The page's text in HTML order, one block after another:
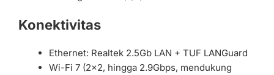
Konektivitas
Ethernet: Realtek 2.5Gb LAN + TUF LANGuard
Wi-Fi 7 (2×2, hingga 2.9Gbps, mendukung